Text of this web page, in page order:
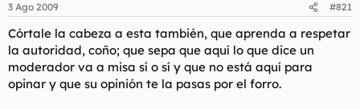
3 Ago 2009 #821
Córtale la cabeza a esta también, que aprenda a respetar
la autoridad, coño; que sepa que aquí lo que dice un
moderador va a misa sí o sí y que no está aquí para
opinar y que su opinión te la pasas por el forro.